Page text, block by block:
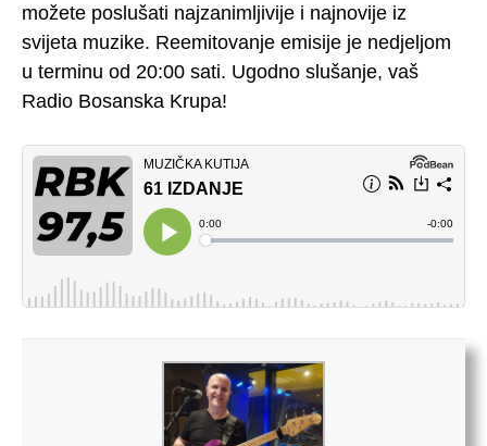
možete poslušati najzanimljivije i najnovije iz
svijeta muzike. Reemitovanje emisije je nedjeljom
u terminu od 20:00 sati. Ugodno slušanje, vaš
Radio Bosanska Krupa!